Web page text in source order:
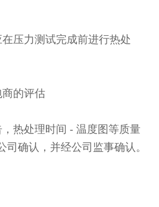
压力测试完成前进行热处
的评估
热处理时间 - 温度图等质量
司确认，并经公司监事确认。